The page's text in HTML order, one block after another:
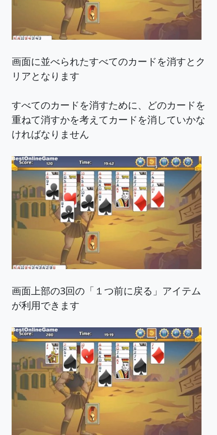
画面に並べられたすべてのカードを消すとク
リアとなります
すべてのカードを消すために、どのカードを
重ねて消すかを考えてカードを消していかな
ければなりません
画面上部の3回の「１つ前に戻る」アイテム
が利用できます